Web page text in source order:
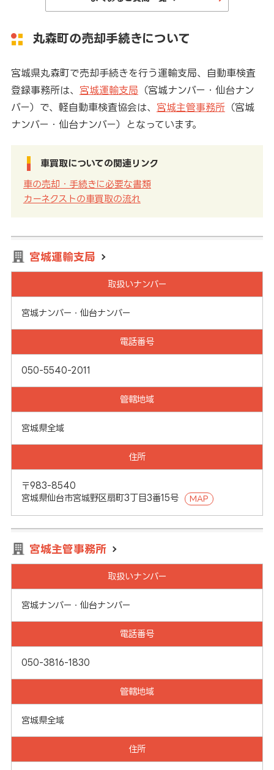
丸森町の売却手続きについて
宮城県丸森町で売却手続きを行う運輸支局、自動車検査
登録事務所は、 宮城運輸支局 （宮城ナンバー・仙台ナン
バー）で、軽自動車検査協会は、 宮城主管事務所（宮城
ナンバー・仙台ナンバー）となっています。
車買取についての関連リンク
車の売却・手続きに必要な書類
カーネクストの車買取の流れ
宮城運輸支局
取扱いナンバー
宮城ナンバー・仙台ナンバー
電話番号
050-5540-2011
管轄地域
宮城県全域
住所
〒983-8540
宮城県仙台市宮城野区扇町3丁目3番15号
MAP
宮城主管事務所
取扱いナンバー
宮城ナンバー・仙台ナンバー
電話番号
050-3816-1830
管轄地域
宮城県全域
住所